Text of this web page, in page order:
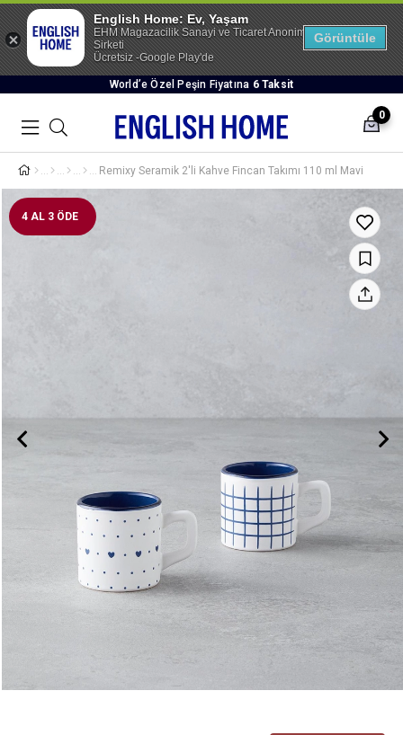
World’e Özel Peşin Fiyatına 6 Taksit
0
Remixy Seramik 2'li Kahve Fincan Takımı 110 ml Mavi
4 AL 3 ÖDE
English Home: Ev, Yaşam
EHM Magazacilik Sanayi ve Ticaret Anonim
Sirketi
Ücretsiz -Google Play'de
Görüntüle